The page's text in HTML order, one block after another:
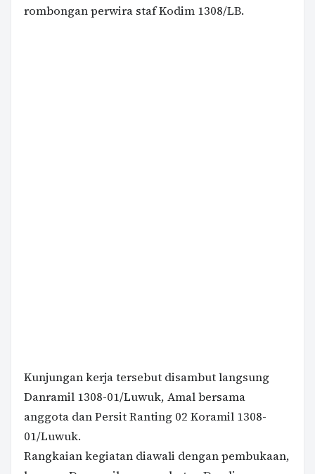
rombongan perwira staf Kodim 1308/LB.
Kunjungan kerja tersebut disambut langsung
Danramil 1308-01/Luwuk, Amal bersama
anggota dan Persit Ranting 02 Koramil 1308-
01/Luwuk.
Rangkaian kegiatan diawali dengan pembukaan,